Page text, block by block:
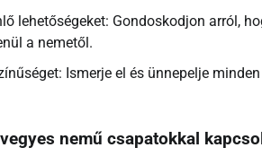
lehetőségeket: Gondoskodjon arról,
a nemetől.
Ismerje el és ünnepelje
nemű csapatokkal